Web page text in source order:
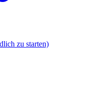
zu starten)